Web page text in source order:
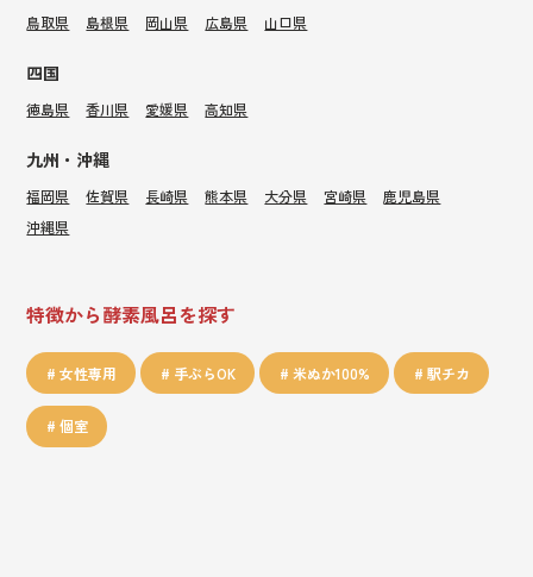
鳥取県 島根県 岡山県 広島県 山口県
四国
徳島県 香川県 愛媛県 高知県
九州・沖縄
福岡県 佐賀県 長崎県 熊本県 大分県 宮崎県
鹿児島県
沖縄県
特徴から酵素風呂を探す
女性専用 手ぶらOK 米ぬか100% 駅チカ
個室